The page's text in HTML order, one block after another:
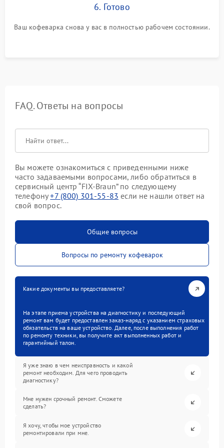
6. Готово
Ваш кофеварка снова у вас в полностью рабочем состоянии.
FAQ. Ответы на вопросы
Вы можете ознакомиться с приведенными ниже
часто задаваемыми вопросами, либо обратиться в
сервисный центр “FIX-Braun” по следующему
телефону+7 (800) 301-55-83 если не нашли ответ на
свой вопрос.
Общие вопросы
Вопросы по ремонту кофеварок
Какие документы вы предоставляете?
На этапе приема устройства на диагностику и последующий
ремонт вам будет предоставлен заказ-наряд с указанием страховых
обязательств на ваше устройство. Далее, после выполнения работ
по ремонту техники, вы получите акт выполненных работ и
гарантийный талон.
Я уже знаю в чем неисправность и какой
ремонт необходим. Для чего проводить
диагностику?
Мне нужен срочный ремонт. Сможете
сделать?
Я хочу, чтобы мое устройство
ремонтировали при мне.